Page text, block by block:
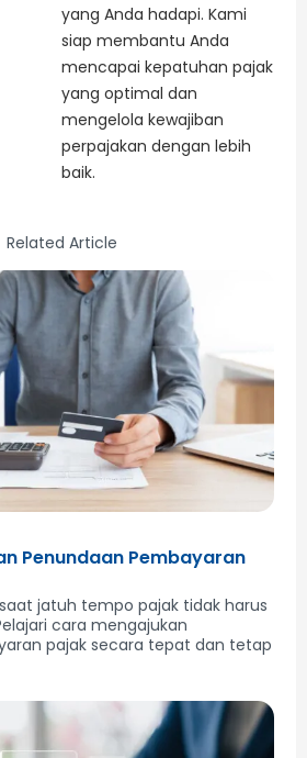
yang Anda hadapi. Kami
siap membantu Anda
mencapai kepatuhan pajak
yang optimal dan
mengelola kewajiban
perpajakan dengan lebih
baik.
Related Article
Penundaan Pembayaran
jatuh tempo pajak tidak harus
cara mengajukan
pajak secara tepat dan tetap